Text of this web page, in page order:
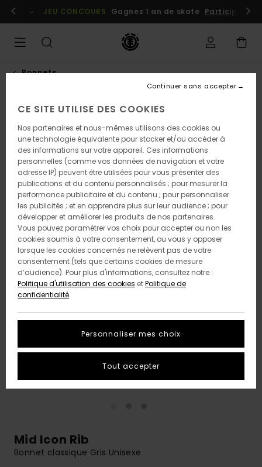
l'information
Se connecter / s'inscrire
JEU CONCOURS Gagnez 1 an de skate Participez
Bonnets
NOUVEAUTÉ
Mid Icon Rib
Bonnet classique Gris Unisexe
CE SITE UTILISE DES COOKIES
Nos partenaires et nous-mêmes utilisons des cookies ou
une technologie équivalente pour stocker et/ou accéder à
des informations sur votre appareil. Ces informations
personnelles (comme vos données de navigation et votre
adresse IP) peuvent être utilisées pour vous présenter des
publications et du contenu personnalisés ; pour mesurer la
performance publicitaire et du contenu ; pour personnaliser
les publicités ; et en apprendre plus sur leur audience ; pour
développer et améliorer les produits de nos partenaires.
Vous pouvez paramétrer vos choix pour accepter ou non les
cookies soumis à votre consentement, ou vous y opposer
lorsque les cookies concernés ne relèvent pas de votre
consentement (tels que certains cookies de mesure
d’audience). Pour plus d'informations, consultez notre :
Politique d'utilisation des cookies etPolitique de
confidentialité
Personnaliser mes choix
Continuer sans accepter
Tout accepter